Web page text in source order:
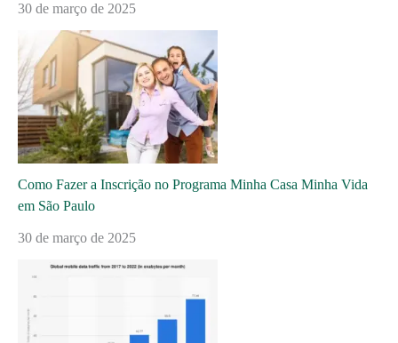
30 de março de 2025
Como Fazer a Inscrição no Programa Minha Casa Minha Vida
em São Paulo
30 de março de 2025